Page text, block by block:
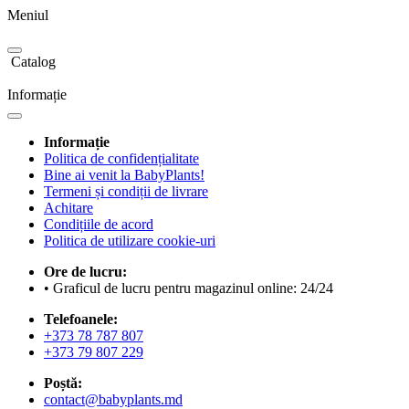
Meniul
Catalog
Informație
Informație
Politica de confidențialitate
Bine ai venit la BabyPlants!
Termeni și condiții de livrare
Achitare
Condițiile de acord
Politica de utilizare cookie-uri
Ore de lucru:
• Graficul de lucru pentru magazinul online: 24/24
Telefoanele:
+373 78 787 807
+373 79 807 229
Poștă:
contact@babyplants.md